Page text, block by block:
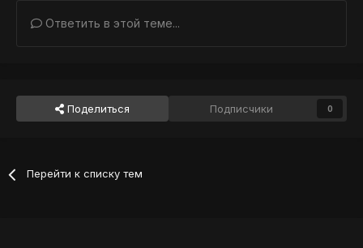
Ответить в этой теме...
Поделиться Подписчики 0
Перейти к списку тем